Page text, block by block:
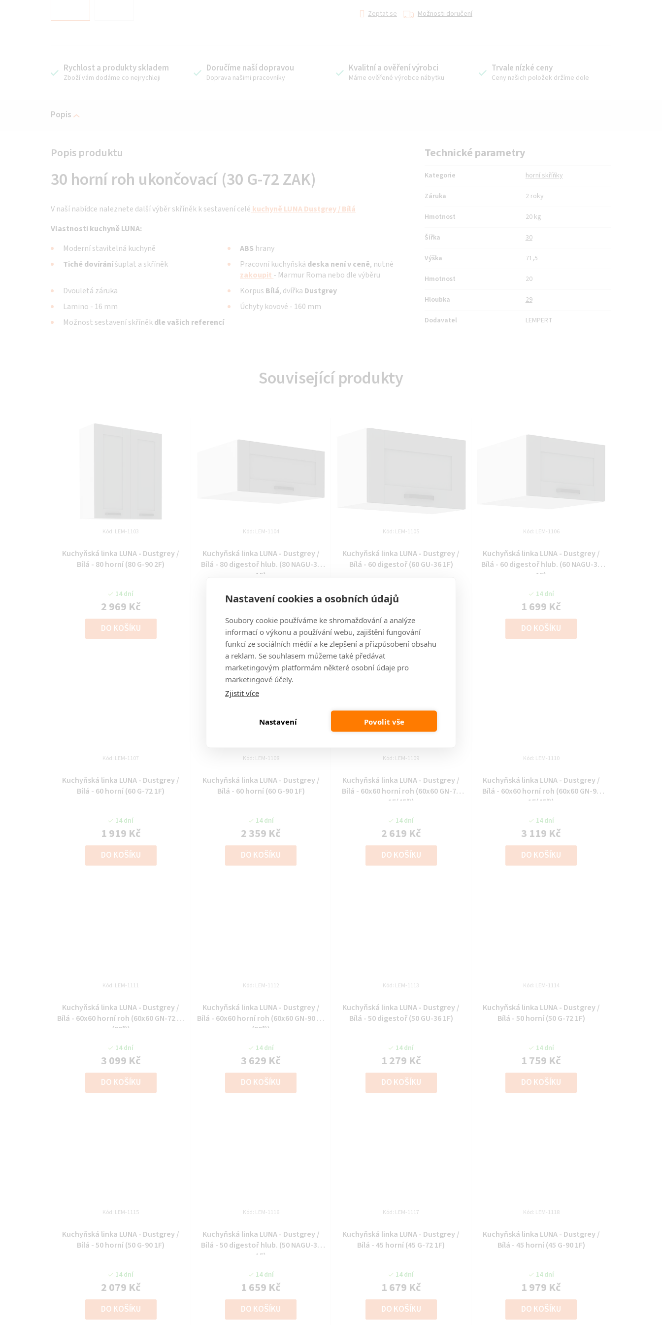
Nastavení cookies a osobních údajů
Soubory cookie používáme ke shromažďování a analýze
informací o výkonu a používání webu, zajištění fungování
funkcí ze sociálních médií a ke zlepšení a přizpůsobení obsahu
a reklam. Se souhlasem můžeme také předávat
marketingovým platformám některé osobní údaje pro
marketingové účely.
Zjistit více
Nastavení Povolit vše
Zeptat se Možnosti doručení
Rychlost a produkty skladem
Zboží vám dodáme co nejrychleji
Doručíme naší dopravou
Doprava našimi pracovníky
Kvalitní a ověření výrobci
Máme ověřené výrobce nábytku
Trvale nízké ceny
Ceny našich položek držíme dole
Popis
30 horní roh ukončovací (30 G-72 ZAK)
V naší nabídce naleznete další výběr skříněk k sestavení celé kuchyně LUNA Dustgrey / Bílá
Vlastnosti kuchyně LUNA:
Moderní stavitelná kuchyně
ABS hrany
Tiché dovíráníšuplat a skříněk Pracovní kuchyňská deska není v ceně, nutné
zakoupit - Marmur Roma nebo dle výběru
Dvouletá záruka
Korpus Bílá, dvířka Dustgrey
Lamino - 16 mm
Úchyty kovové - 160 mm
Možnost sestavení skříněkdle vašich referencí
Technické parametry
Kategorie horní skříňky
Záruka 2 roky
Hmotnost 20 kg
Šířka 30
Výška 71,5
Hmotnost 20
Hloubka 29
Dodavatel LEMPERT
Související produkty
Kuchyňská linka LUNA - Dustgrey /
Bílá - 80 horní (80 G-90 2F)
14 dní
2 969 Kč
DO KOŠÍKU
Kód: LEM-1103
Kuchyňská linka LUNA - Dustgrey /
Bílá - 80 digestoř hlub. (80 NAGU-36
1F)
14 dní
2 089 Kč
DO KOŠÍKU
Kód: LEM-1104
Kuchyňská linka LUNA - Dustgrey /
Bílá - 60 digestoř (60 GU-36 1F)
14 dní
1 319 Kč
DO KOŠÍKU
Kód: LEM-1105
Kuchyňská linka LUNA - Dustgrey /
Bílá - 60 digestoř hlub. (60 NAGU-36
1F)
14 dní
1 699 Kč
DO KOŠÍKU
Kód: LEM-1106
Kuchyňská linka LUNA - Dustgrey /
Bílá - 60 horní (60 G-72 1F)
14 dní
1 919 Kč
DO KOŠÍKU
Kód: LEM-1107
Kuchyňská linka LUNA - Dustgrey /
Bílá - 60 horní (60 G-90 1F)
14 dní
2 359 Kč
DO KOŠÍKU
Kód: LEM-1108
Kuchyňská linka LUNA - Dustgrey /
Bílá - 60x60 horní roh (60x60 GN-72
1F(45°))
14 dní
2 619 Kč
DO KOŠÍKU
Kód: LEM-1109
Kuchyňská linka LUNA - Dustgrey /
Bílá - 60x60 horní roh (60x60 GN-90
1F(45°))
14 dní
3 119 Kč
DO KOŠÍKU
Kód: LEM-1110
Kuchyňská linka LUNA - Dustgrey /
Bílá - 60x60 horní roh (60x60 GN-72 2F
(90°))
14 dní
3 099 Kč
DO KOŠÍKU
Kód: LEM-1111
Kuchyňská linka LUNA - Dustgrey /
Bílá - 60x60 horní roh (60x60 GN-90 2F
(90°))
14 dní
3 629 Kč
DO KOŠÍKU
Kód: LEM-1112
Kuchyňská linka LUNA - Dustgrey /
Bílá - 50 digestoř (50 GU-36 1F)
14 dní
1 279 Kč
DO KOŠÍKU
Kód: LEM-1113
Kuchyňská linka LUNA - Dustgrey /
Bílá - 50 horní (50 G-72 1F)
14 dní
1 759 Kč
DO KOŠÍKU
Kód: LEM-1114
Kuchyňská linka LUNA - Dustgrey /
Bílá - 50 horní (50 G-90 1F)
14 dní
2 079 Kč
DO KOŠÍKU
Kód: LEM-1115
Kuchyňská linka LUNA - Dustgrey /
Bílá - 50 digestoř hlub. (50 NAGU-36
1F)
14 dní
1 659 Kč
DO KOŠÍKU
Kód: LEM-1116
Kuchyňská linka LUNA - Dustgrey /
Bílá - 45 horní (45 G-72 1F)
14 dní
1 679 Kč
DO KOŠÍKU
Kód: LEM-1117
Kuchyňská linka LUNA - Dustgrey /
Bílá - 45 horní (45 G-90 1F)
14 dní
1 979 Kč
DO KOŠÍKU
Kód: LEM-1118